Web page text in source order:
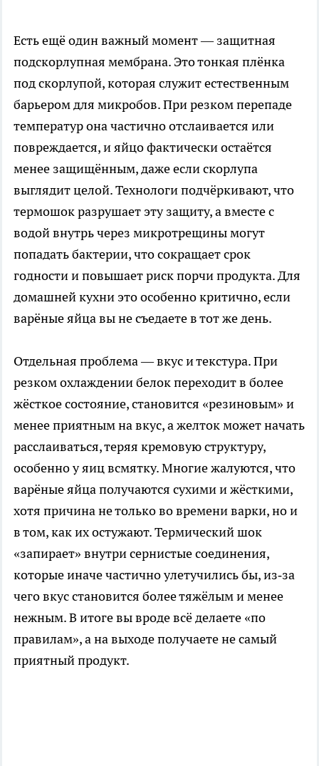
Есть ещё один важный момент — защитная
подскорлупная мембрана. Это тонкая плёнка
под скорлупой, которая служит естественным
барьером для микробов. При резком перепаде
температур она частично отслаивается или
повреждается, и яйцо фактически остаётся
менее защищённым, даже если скорлупа
выглядит целой. Технологи подчёркивают, что
термошок разрушает эту защиту, а вместе с
водой внутрь через микротрещины могут
попадать бактерии, что сокращает срок
годности и повышает риск порчи продукта. Для
домашней кухни это особенно критично, если
варёные яйца вы не съедаете в тот же день.
Отдельная проблема — вкус и текстура. При
резком охлаждении белок переходит в более
жёсткое состояние, становится «резиновым» и
менее приятным на вкус, а желток может начать
расслаиваться, теряя кремовую структуру,
особенно у яиц всмятку. Многие жалуются, что
варёные яйца получаются сухими и жёсткими,
хотя причина не только во времени варки, но и
в том, как их остужают. Термический шок
«запирает» внутри сернистые соединения,
которые иначе частично улетучились бы, из‑за
чего вкус становится более тяжёлым и менее
нежным. В итоге вы вроде всё делаете «по
правилам», а на выходе получаете не самый
приятный продукт.